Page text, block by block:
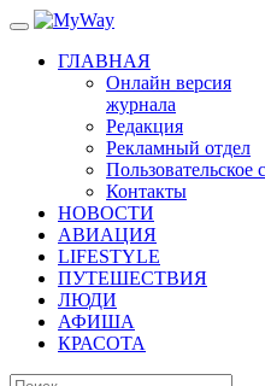
ГЛАВНАЯ
Онлайн версия
журнала
Редакция
Рекламный отдел
Пользовательское
Контакты
НОВОСТИ
АВИАЦИЯ
LIFESTYLE
ПУТЕШЕСТВИЯ
ЛЮДИ
АФИША
КРАСОТА